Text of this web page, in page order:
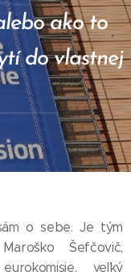
ako to
do vlastnej
o sebe. Je tým
Šefčovič,
veľký